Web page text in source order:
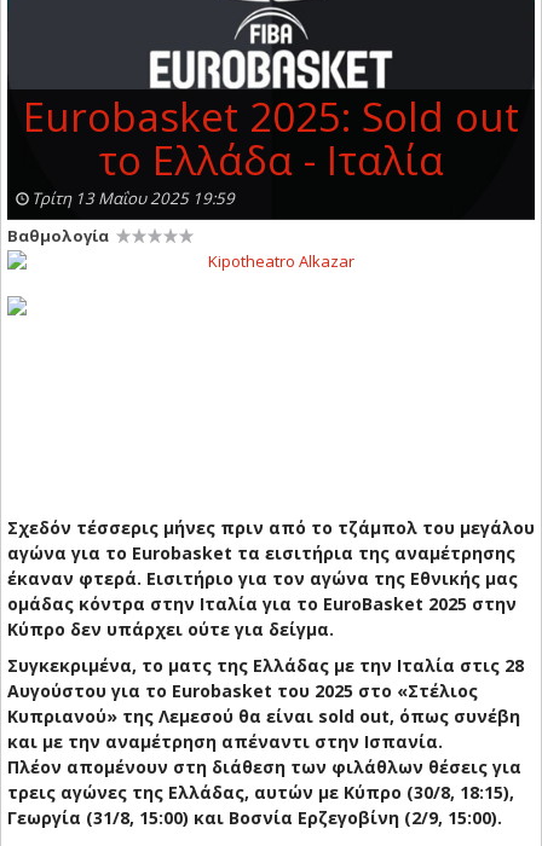
Eurobasket 2025: Sold out
το Ελλάδα - Ιταλία
Τρίτη 13 Μαΐου 2025 19:59
Βαθμολογία
Σχεδόν τέσσερις μήνες πριν από το τζάμπολ του μεγάλου
αγώνα για το Eurobasket τα εισιτήρια της αναμέτρησης
έκαναν φτερά. Εισιτήριο για τον αγώνα της Εθνικής μας
ομάδας κόντρα στην Ιταλία για το EuroBasket 2025 στην
Κύπρο δεν υπάρχει ούτε για δείγμα.
Συγκεκριμένα, το ματς της Ελλάδας με την Ιταλία στις 28
Αυγούστου για το Eurobasket του 2025 στο «Στέλιος
Κυπριανού» της Λεμεσού θα είναι sold out, όπως συνέβη
και με την αναμέτρηση απέναντι στην Ισπανία.
Πλέον απομένουν στη διάθεση των φιλάθλων θέσεις για
τρεις αγώνες της Ελλάδας, αυτών με Κύπρο (30/8, 18:15),
Γεωργία (31/8, 15:00) και Βοσνία Ερζεγοβίνη (2/9, 15:00).